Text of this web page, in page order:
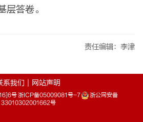
层答卷。
责任编辑：李津
系我们 网站声明
号 浙ICP备05009081号-7
浙公网安备
33010302001662号